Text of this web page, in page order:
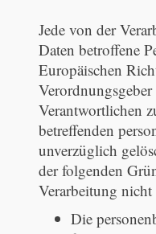
Jede von der
Daten betroffene
Europäischen
Verantwortlichen
betreffenden
unverzüglich
der folgenden
Verarbeitung
Die